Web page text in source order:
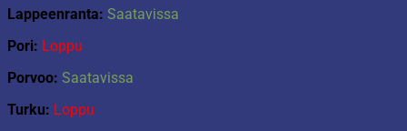
Lappeenranta: Saatavissa
Pori: Loppu
Porvoo: Saatavissa
Turku: Loppu